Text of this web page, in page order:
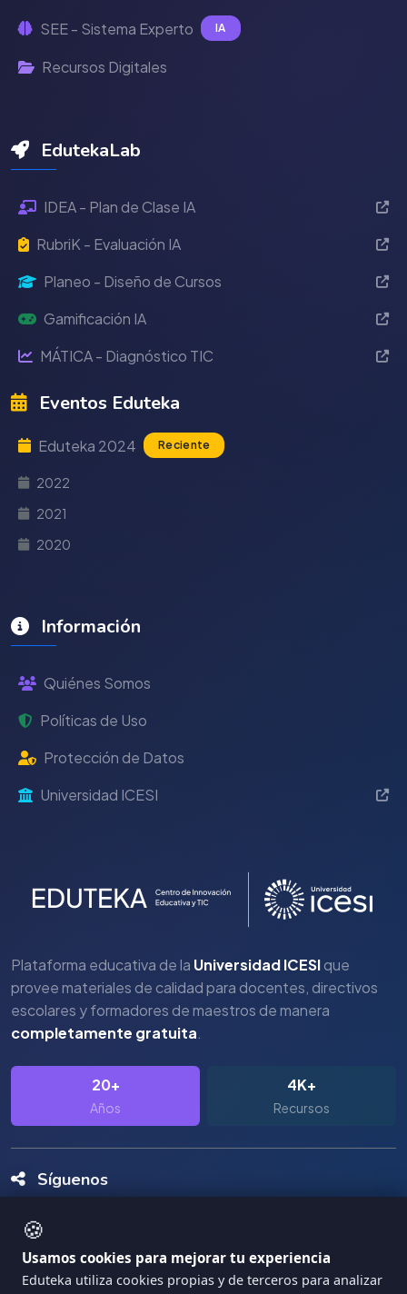
🍪
Usamos cookies para mejorar tu experiencia
Eduteka utiliza cookies propias y de terceros para analizar
SEE - Sistema Experto IA
Recursos Digitales
EdutekaLab
IDEA - Plan de Clase IA
RubriK - Evaluación IA
Planeo - Diseño de Cursos
Gamificación IA
MÁTICA - Diagnóstico TIC
Eventos Eduteka
Eduteka 2024 Reciente
2022
2021
2020
Información
Quiénes Somos
Políticas de Uso
Protección de Datos
Universidad ICESI
Plataforma educativa de la Universidad ICESIque
provee materiales de calidad para docentes, directivos
escolares y formadores de maestros de manera
completamente gratuita.
20+
Años
4K+
Recursos
Síguenos